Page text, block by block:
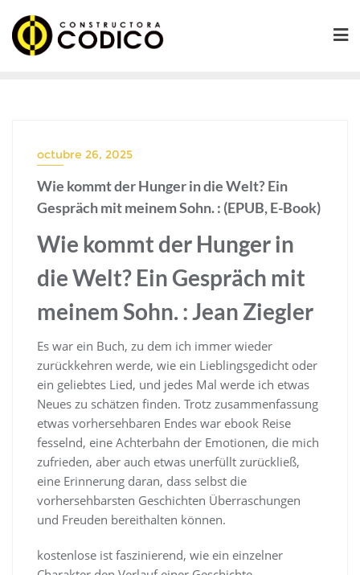
contenido
octubre 26, 2025
Wie kommt der Hunger in die Welt? Ein
Gespräch mit meinem Sohn. : (EPUB, E-Book)
Wie kommt der Hunger in
die Welt? Ein Gespräch mit
meinem Sohn. : Jean Ziegler
Es war ein Buch, zu dem ich immer wieder
zurückkehren werde, wie ein Lieblingsgedicht oder
ein geliebtes Lied, und jedes Mal werde ich etwas
Neues zu schätzen finden. Trotz zusammenfassung
etwas vorhersehbaren Endes war ebook Reise
fesselnd, eine Achterbahn der Emotionen, die mich
zufrieden, aber auch etwas unerfüllt zurückließ,
eine Erinnerung daran, dass selbst die
vorhersehbarsten Geschichten Überraschungen
und Freuden bereithalten können.
kostenlose ist faszinierend, wie ein einzelner